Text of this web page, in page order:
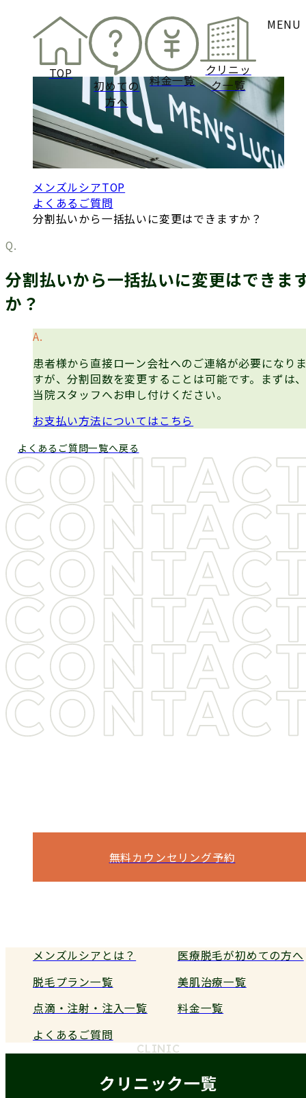
TOP
初めての
方へ
料金一覧
クリニッ
ク一覧
MENU
無料
カウンセリング予
よくあるご質問
メンズルシアTOP
よくあるご質問
分割払いから一括払いに変更はできますか？
分割払いから一括払いに変更はできま
か？
患者様から直接ローン会社へのご連絡が必要になり
すが、分割回数を変更することは可能です。まずは
当院スタッフへお申し付けください。
お支払い方法についてはこちら
よくあるご質問一覧へ戻る
無料カウンセリング予約
メンズルシアとは？
医療脱毛が初めての方へ
脱毛プラン一覧
美肌治療一覧
点滴・注射・注入一覧
料金一覧
よくあるご質問
CLINIC
クリニック一覧